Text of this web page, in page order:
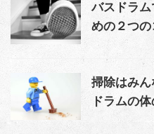
バスドラ
めの２つの
掃除はみん
ドラムの